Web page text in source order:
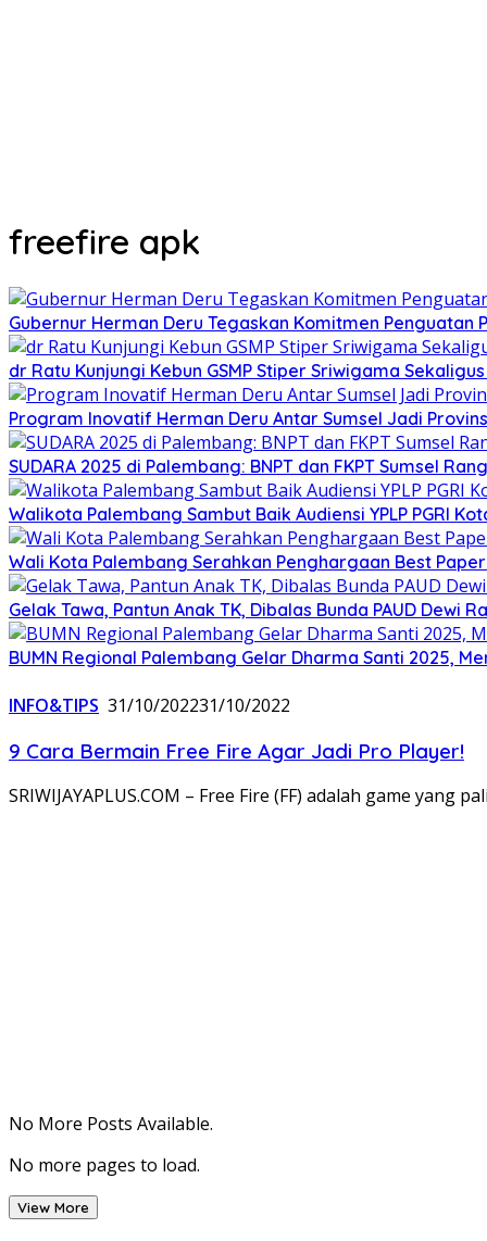
freefire apk
Gubernur Herman Deru Tegaskan Komitmen Penguatan
dr Ratu Kunjungi Kebun GSMP Stiper Sriwigama
Program Inovatif Herman Deru Antar Sumsel Jadi
SUDARA 2025 di Palembang: BNPT dan FKPT Sumsel
Walikota Palembang Sambut Baik Audiensi YPLP PGRI
Wali Kota Palembang Serahkan Penghargaan Best
Gelak Tawa, Pantun Anak TK, Dibalas Bunda PAUD Dewi
BUMN Regional Palembang Gelar Dharma Santi 2025,
INFO&TIPS 31/10/202231/10/2022
9 Cara Bermain Free Fire Agar Jadi Pro Player!
SRIWIJAYAPLUS.COM – Free Fire (FF) adalah game
No More Posts Available.
No more pages to load.
View More